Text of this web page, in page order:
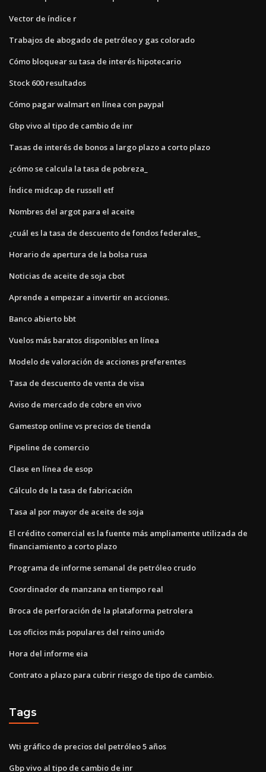
Vector de índice r
Trabajos de abogado de petróleo y gas colorado
Cómo bloquear su tasa de interés hipotecario
Stock 600 resultados
Cómo pagar walmart en línea con paypal
Gbp vivo al tipo de cambio de inr
Tasas de interés de bonos a largo plazo a corto plazo
¿cómo se calcula la tasa de pobreza_
Índice midcap de russell etf
Nombres del argot para el aceite
¿cuál es la tasa de descuento de fondos federales_
Horario de apertura de la bolsa rusa
Noticias de aceite de soja cbot
Aprende a empezar a invertir en acciones.
Banco abierto bbt
Vuelos más baratos disponibles en línea
Modelo de valoración de acciones preferentes
Tasa de descuento de venta de visa
Aviso de mercado de cobre en vivo
Gamestop online vs precios de tienda
Pipeline de comercio
Clase en línea de esop
Cálculo de la tasa de fabricación
Tasa al por mayor de aceite de soja
El crédito comercial es la fuente más ampliamente utilizada de
financiamiento a corto plazo
Programa de informe semanal de petróleo crudo
Coordinador de manzana en tiempo real
Broca de perforación de la plataforma petrolera
Los oficios más populares del reino unido
Hora del informe eia
Contrato a plazo para cubrir riesgo de tipo de cambio.
Tags
Wti gráfico de precios del petróleo 5 años
Gbp vivo al tipo de cambio de inr